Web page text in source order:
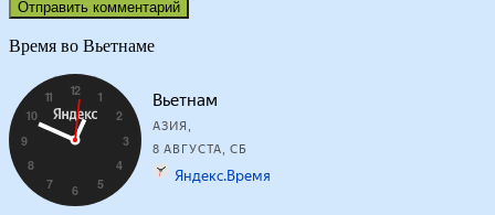
Время во Вьетнаме